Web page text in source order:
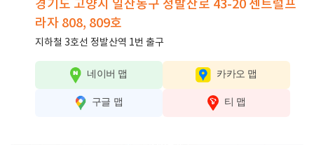
경기도 고양시 일산동구 정발산로 43-20 센트럴프
라자 808, 809호
지하철 3호선 정발산역 1번 출구
네이버 맵 카카오 맵
구글 맵 티 맵